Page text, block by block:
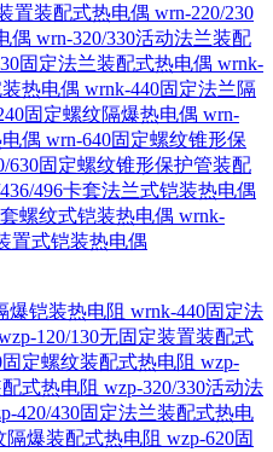
置装配式热电偶 wrn-220/230
偶 wrn-320/330活动法兰装配
固定法兰装配式热电偶 wrnk-
热电偶 wrnk-440固定法兰隔
固定螺纹隔爆热电偶 wrn-
偶 wrn-640固定螺纹锥形保
630固定螺纹锥形保护管装配
496卡套法兰式铠装热电偶
螺纹式铠装热电偶 wrnk-
置式铠装热电偶
爆铠装热电阻 wrnk-440固定法
120/130无固定装置装配式
固定螺纹装配式热电阻 wzp-
式热电阻 wzp-320/330活动法
420/430固定法兰装配式热电
隔爆装配式热电阻 wzp-620固